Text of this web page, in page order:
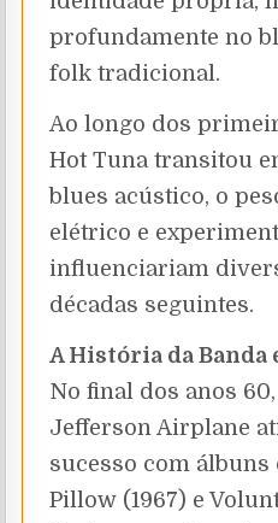
profundamente no
folk tradicional.
Ao longo dos
Hot Tuna transitou
blues acústico, o
elétrico e
influenciariam
décadas seguintes.
A História da Banda
No final dos anos
Jefferson Airplane
sucesso com
Pillow (1967) e